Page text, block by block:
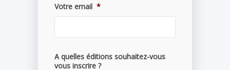
Votre email *
A quelles éditions souhaitez-vous
vous inscrire ?